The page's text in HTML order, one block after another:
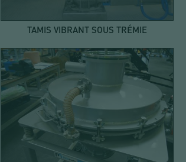
TAMIS VIBRANT SOUS TRÉMIE